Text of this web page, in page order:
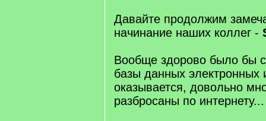
Давайте продолжим
начинание наших коллег -
Вообще здорово было бы
базы данных электронных
оказывается, довольно
разбросаны по интернету...